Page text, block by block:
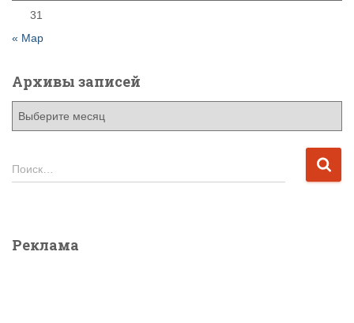
31
« Мар
Архивы записей
п
Н
а
:
Поиск…
Реклама